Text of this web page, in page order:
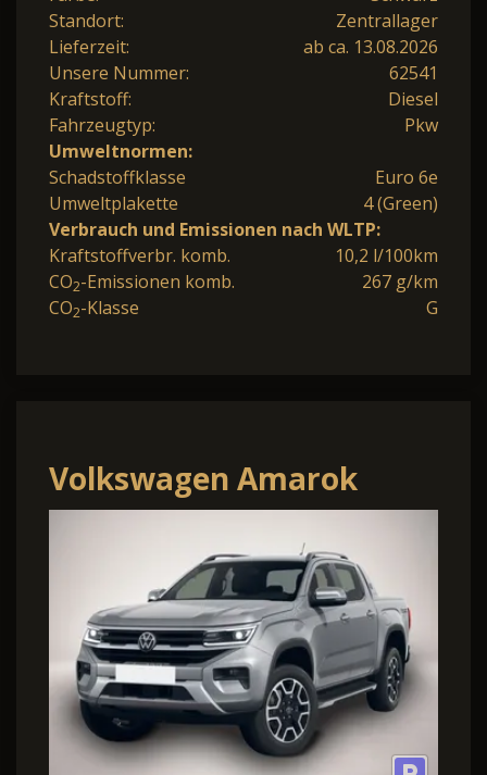
Standort:
Zentrallager
Lieferzeit:
ab ca. 13.08.2026
Unsere Nummer:
62541
Kraftstoff:
Diesel
Fahrzeugtyp:
Pkw
Umweltnormen:
Schadstoffklasse
Euro 6e
Umweltplakette
4 (Green)
Verbrauch und Emissionen nach WLTP:
Kraftstoffverbr. komb.
10,2 l/100km
CO2-Emissionen komb.
267 g/km
CO2-Klasse G
Volkswagen Amarok
Aventura AssisP7 AHK
Rollcover Matrix 20"